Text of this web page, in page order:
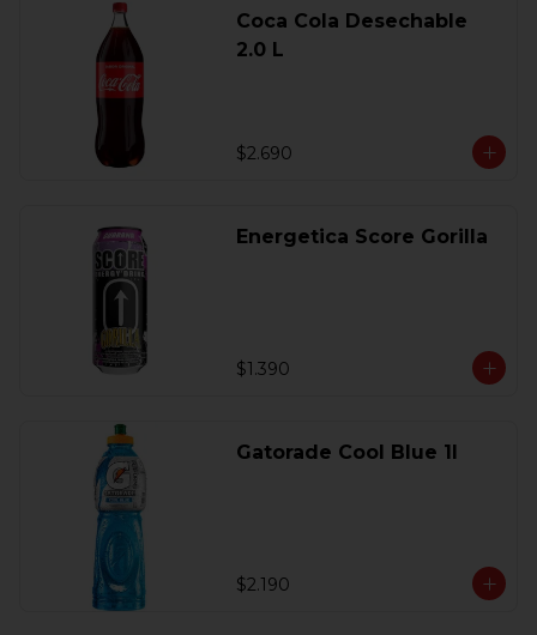
Coca Cola Desechable
2.0 L
$2.690
Energetica Score Gorilla
$1.390
Gatorade Cool Blue 1l
$2.190